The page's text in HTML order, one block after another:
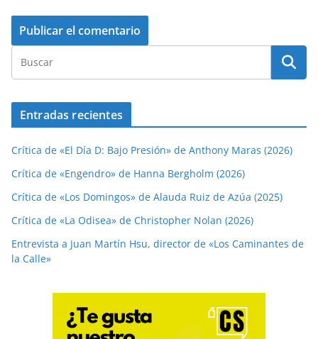
Entradas recientes
Crítica de «El Día D: Bajo Presión» de Anthony Maras (2026)
Crítica de «Engendro» de Hanna Bergholm (2026)
Crítica de «Los Domingos» de Alauda Ruiz de Azúa (2025)
Crítica de «La Odisea» de Christopher Nolan (2026)
Entrevista a Juan Martín Hsu, director de «Los Caminantes de
la Calle»